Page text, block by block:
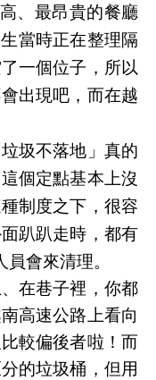
、最昂貴的餐廳
當時正在整理隔
一個位子，所以
出現吧，而在越
圾不落地」真的
個定點基本上沒
制度之下，很容
趴趴走時，都有
員會來清理。
在巷子裡，你都
高速公路上看向
較偏後者啦！而
的垃圾桶，但用